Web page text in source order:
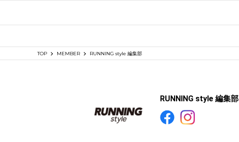
TOP MEMBER RUNNING style 編集部
RUNNING style 編集部